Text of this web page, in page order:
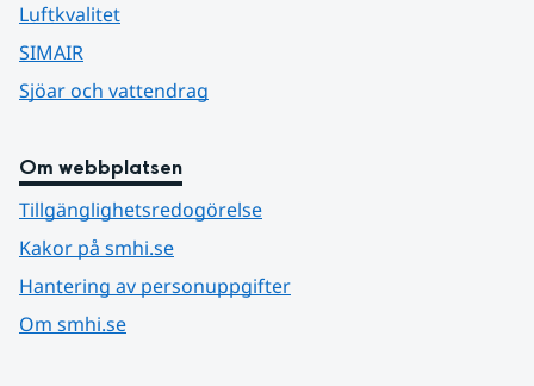
Luftkvalitet
SIMAIR
Sjöar och vattendrag
Om webbplatsen
Tillgänglighetsredogörelse
Kakor på smhi.se
Hantering av personuppgifter
Om smhi.se